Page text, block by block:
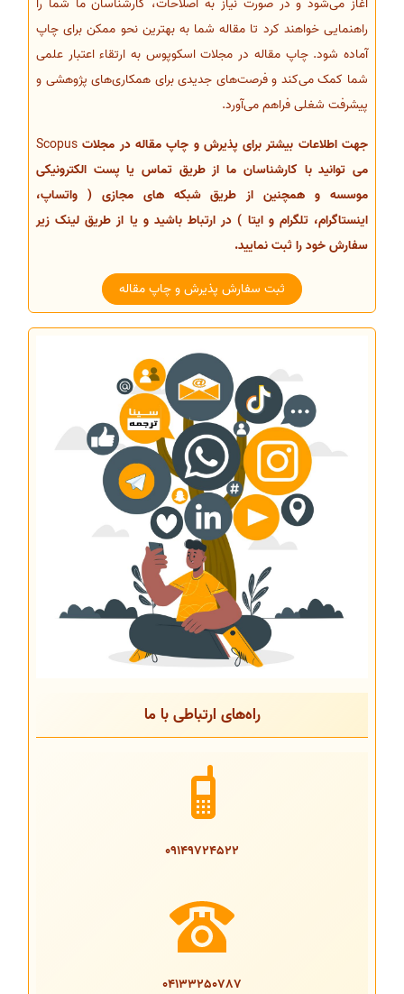
راهنمایی خواهند کرد تا مقاله شما به بهترین نحو ممکن برای چاپ
آماده شود. چاپ مقاله در مجلات اسکوپوس به ارتقاء اعتبار علمی
شما کمک می‌کند و فرصت‌های جدیدی برای همکاری‌های پژوهشی و
پیشرفت شغلی فراهم می‌آورد.
جهت اطلاعات بیشتر برای پذیرش و چاپ مقاله در مجلات Scopus
می توانید با کارشناسان ما از طریق تماس یا پست الکترونیکی
موسسه و همچنین از طریق شبکه های مجازی ( واتساپ،
اینستاگرام، تلگرام و ایتا ) در ارتباط باشید و یا از طریق لینک زیر
سفارش خود را ثبت نمایید.
ثبت سفارش پذیرش و چاپ مقاله
راه‌های ارتباطی با ما
09149724522
04133250787